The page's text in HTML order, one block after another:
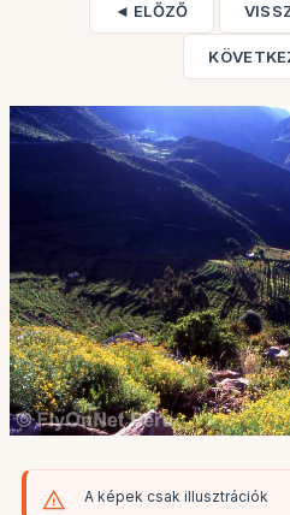
◄ ELŐZŐ
A képek csak illusztrációk